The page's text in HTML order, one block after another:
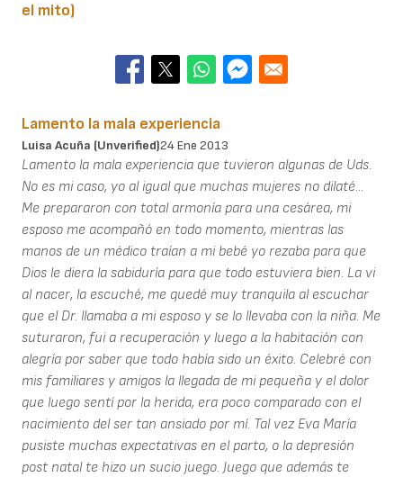
el mito)
Lamento la mala experiencia
Luisa Acuña (unverified)24 Ene 2013
Lamento la mala experiencia que tuvieron algunas de Uds.
No es mi caso, yo al igual que muchas mujeres no dilaté...
Me prepararon con total armonía para una cesárea, mi
esposo me acompañó en todo momento, mientras las
manos de un médico traían a mi bebé yo rezaba para que
Dios le diera la sabiduría para que todo estuviera bien. La vi
al nacer, la escuché, me quedé muy tranquila al escuchar
que el Dr. llamaba a mi esposo y se lo llevaba con la niña. Me
suturaron, fui a recuperación y luego a la habitación con
alegría por saber que todo había sido un éxito. Celebré con
mis familiares y amigos la llegada de mi pequeña y el dolor
que luego sentí por la herida, era poco comparado con el
nacimiento del ser tan ansiado por mí. Tal vez Eva María
pusiste muchas expectativas en el parto, o la depresión
post natal te hizo un sucio juego. Juego que además te